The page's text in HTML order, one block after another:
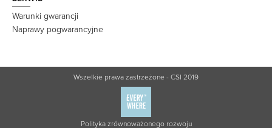
Warunki gwarancji
Naprawy pogwarancyjne
Wszelkie prawa zastrzeżone - CSI 2019
Polityka zrównoważonego rozwoju